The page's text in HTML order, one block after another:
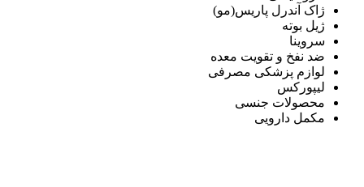
ژاک آندرل پاریس(مو)
ژیل بوته
سروینا
ضد نفخ و تقویت معده
لوازم پزشکی مصرفی
لیپورکس
محصولات جنسی
مکمل دارویی